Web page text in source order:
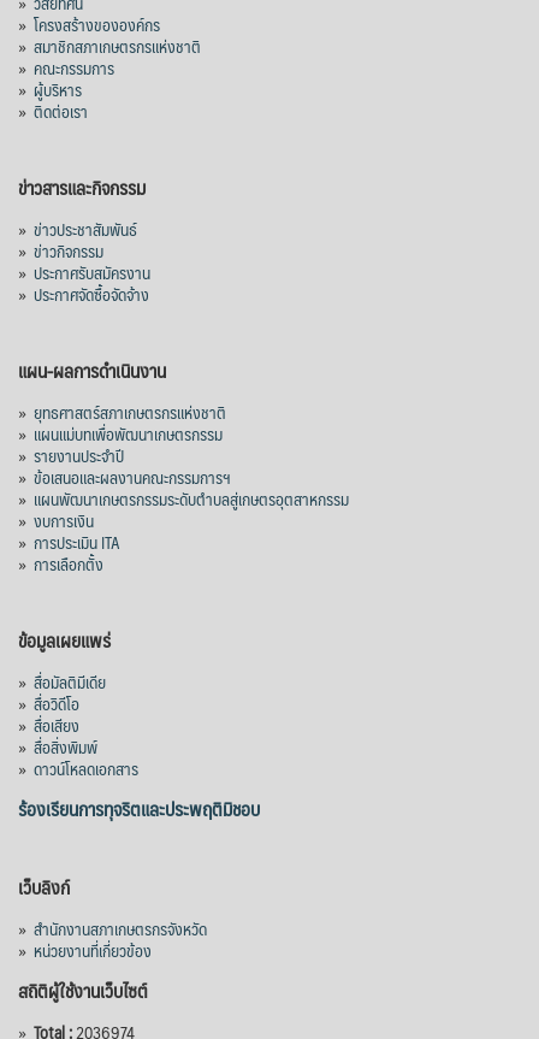
» โครงสร้างขององค์กร
» สมาชิกสภาเกษตรกรแห่งชาติ
» คณะกรรมการ
» ผู้บริหาร
» ติดต่อเรา
ข่าวสารและกิจกรรม
» ข่าวประชาสัมพันธ์
» ข่าวกิจกรรม
» ประกาศรับสมัครงาน
» ประกาศจัดซื้อจัดจ้าง
แผน-ผลการดำเนินงาน
» ยุทธศาสตร์สภาเกษตรกรแห่งชาติ
» แผนแม่บทเพื่อพัฒนาเกษตรกรรม
» รายงานประจำปี
» ข้อเสนอและผลงานคณะกรรมการฯ
» แผนพัฒนาเกษตรกรรมระดับตำบลสู่เกษตรอุตสาหกรรม
» งบการเงิน
» การประเมิน ITA
» การเลือกตั้ง
ข้อมูลเผยแพร่
» สื่อมัลติมีเดีย
» สื่อวิดีโอ
» สื่อเสียง
» สื่อสิ่งพิมพ์
» ดาวน์โหลดเอกสาร
ร้องเรียนการทุจริตและประพฤติมิชอบ
เว็บลิงก์
» สำนักงานสภาเกษตรกรจังหวัด
» หน่วยงานที่เกี่ยวข้อง
สถิติผู้ใช้งานเว็บไซต์
» Total :2036974